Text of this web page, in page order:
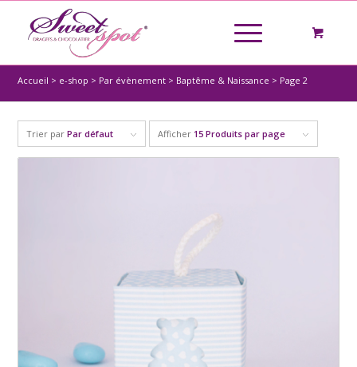
Accueil > e-shop > Par évènement > Baptême & Naissance > Page 2
Trier parPar défaut Afficher 15 Produits par page